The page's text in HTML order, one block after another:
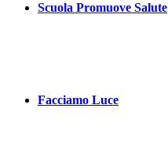
Scuola Promuove Salute
Facciamo Luce